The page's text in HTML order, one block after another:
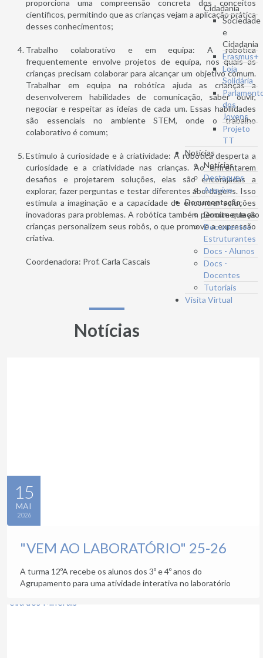
Cidadania
Sociedade
e
Cidadania
Erasmus+
Loja
Solidária
dos
Jovens
Projeto
TT
Notícias
Notícias
Destaques
Arquivo
Documentação
Documentação
Documentos
Estruturantes
Docs - Alunos
Docs -
Docentes
Tutoriais
Visita Virtual
proporciona uma compreensão concreta dos conceitos
científicos, permitindo que as crianças vejam a aplicação prática
desses conhecimentos;
Trabalho colaborativo e em equipa: A robótica
frequentemente envolve projetos de equipa, nos quais as
crianças precisam colaborar para alcançar um objetivo comum.
Trabalhar em equipa na robótica ajuda as crianças a
desenvolverem habilidades de comunicação, saber ouvir,
negociar e respeitar as ideias de cada um. Essas habilidades
são essenciais no ambiente STEM, onde o trabalho
colaborativo é comum;
Estímulo à curiosidade e à criatividade: A robótica desperta a
curiosidade e a criatividade nas crianças. Ao enfrentarem
desafios e projetarem soluções, elas são encorajadas a
explorar, fazer perguntas e testar diferentes abordagens. Isso
estimula a imaginação e a capacidade de encontrar soluções
inovadoras para problemas. A robótica também permite que as
crianças personalizem seus robôs, o que promove a expressão
criativa.
Coordenadora: Prof. Carla Cascais
Notícias
15
MAI
2026
"VEM AO LABORATÓRIO" 25-26
A turma 12ºA recebe os alunos dos 3º e 4º anos do
Agrupamento para uma atividade interativa no laboratório